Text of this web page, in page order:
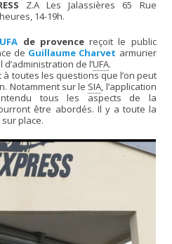
Z.A Les Jalassières 65 Rue
14-19h.
de provencereçoit le public
de Guillaume Charvet armurier
de l’UFA.
toutes les questions que l’on peut
Notamment sur le SIA, l’application
tous les aspects de la
être abordés. Il y a toute la
place.